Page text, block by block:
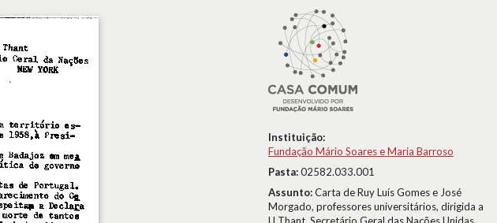
Instituição:
Fundação Mário Soares e Maria Barroso
Pasta:02582.033.001
Assunto:Carta de Ruy Luís Gomes e José
Morgado, professores universitários, dirigida a